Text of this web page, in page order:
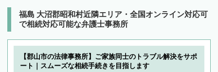
福島 大沼郡昭和村近隣エリア・全国オンライン対応可
で相続対応可能な弁護士事務所
【郡山市の法律事務所】ご家族同士のトラブル解決をサポ
ート｜スムーズな相続手続きを目指します